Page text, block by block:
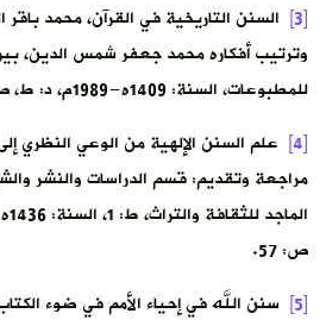
[3]
السنن التاريخية في القرآن، محمد
وترتيب أفكاره محمد جعفر شمس الدين،
للمطبوعات، السنة: 1409ه-1989م، د: ط، ص: 68.
[4]
علم السنن الإلهية من الوعي النظري
مراجعة وتقديم: قسم الدراسات والنشر
ص: 57.
[5]
سنن الله في إحياء الأمم في ضوء